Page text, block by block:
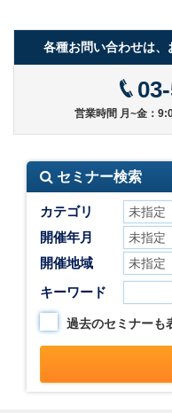
各種お問い合わせは、
営業時間 月~金：
セミナー検索
カテゴリ
開催年月
開催地域
キーワード
過去のセミナーも